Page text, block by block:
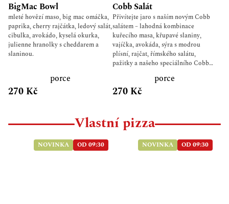
BigMac Bowl
mleté hovězí maso, big mac omáčka,
paprika, cherry rajčátka, ledový salát,
cibulka, avokádo, kyselá okurka,
julienne hranolky s cheddarem a
slaninou.
porce
270 Kč
Cobb Salát
Přivítejte jaro s naším novým Cobb
salátem – lahodná kombinace
kuřecího masa, křupavé slaniny,
vajíčka, avokáda, sýra s modrou
plísní, rajčat, římského salátu,
pažitky a našeho speciálního Cobb
vajíčko, avokádo, sýr s modrou
plísní, rajčata, římský salát, pažitka,
porce
270 Kč
Vlastní pizza
NOVINKA OD 09:30 NOVINKA OD 09:30